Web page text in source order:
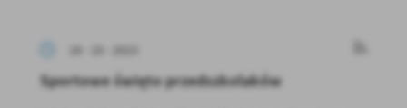
Sportowe święto przedszkolaków